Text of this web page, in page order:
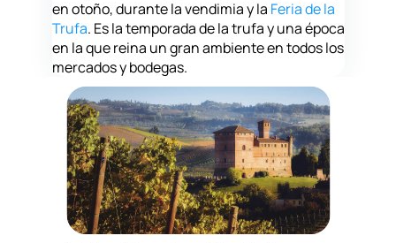
en otoño, durante la vendimia y la Feria de la
Trufa. Es la temporada de la trufa y una época
en la que reina un gran ambiente en todos los
mercados y bodegas.